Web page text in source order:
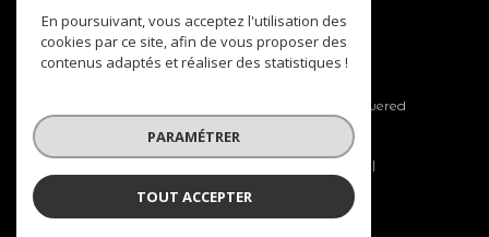
© 2026 | Tous droits réservés | Traduction powered
Nos honoraires
En poursuivant, vous acceptez l'utilisation des
cookies par ce site, afin de vous proposer des
contenus adaptés et réaliser des statistiques !
PARAMÉTRER
TOUT ACCEPTER